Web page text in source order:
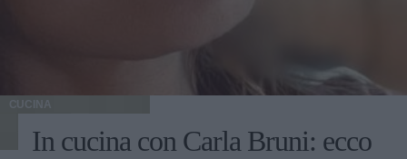
CUCINA
In cucina con Carla Bruni: ecco